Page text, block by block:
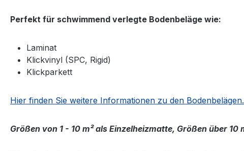
Perfekt für schwimmend verlegte Bodenbeläge wie:
Laminat
Klickvinyl (SPC, Rigid)
Klickparkett
Hier finden Sie weitere Informationen zu den Bodenbelägen.
Größen von 1 - 10 m² als Einzelheizmatte, Größen über